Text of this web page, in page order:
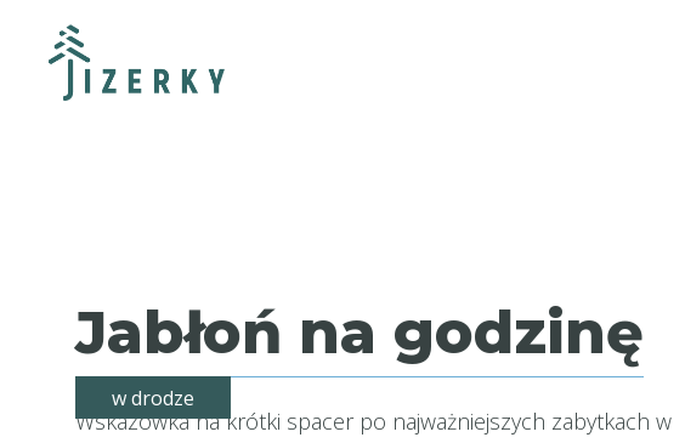
Jabłoń na godzinę
w drodze
Wskazówka na krótki spacer po najważniejszych zabytkach w